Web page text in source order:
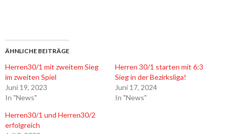
ÄHNLICHE BEITRÄGE
Herren30/1 mit zweitem Sieg
im zweiten Spiel
Juni 19, 2023
In "News"
Herren 30/1 starten mit 6:3
Sieg in der Bezirksliga!
Juni 17, 2024
In "News"
Herren30/1 und Herren30/2
erfolgreich